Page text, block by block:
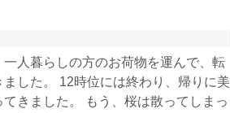
人暮らしの方のお荷物を運んで、転
した。 12時位には終わり、帰りに美
きました。 もう、桜は散ってしまっ